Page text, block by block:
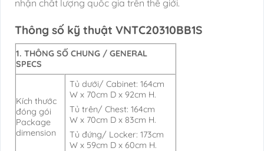
nhận chất lượng quốc gia trên thế giới.
Thông số kỹ thuật VNTC20310BB1S
1. THÔNG SỐ CHUNG / GENERAL
SPECS
Kích thước
đóng gói
Package
dimension
Tủ dưới/ Cabinet: 164cm
W x 70cm D x 92cm H.
Tủ trên/ Chest: 164cm
W x 70cm D x 83cm H.
Tủ đứng/ Locker: 173cm
W x 59cm D x 60cm H.